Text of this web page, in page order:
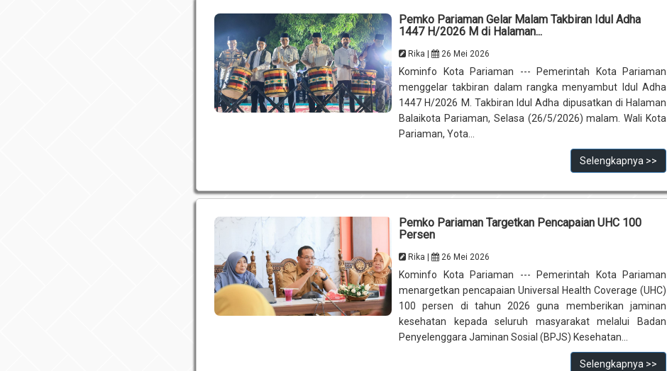
Pemko Pariaman Gelar Malam Takbiran Idul Adha
1447 H/2026 M di Halaman...
Rika | 26 Mei 2026
Kominfo Kota Pariaman --- Pemerintah Kota Pariaman
menggelar takbiran dalam rangka menyambut Idul Adha
1447 H/2026 M. Takbiran Idul Adha dipusatkan di Halaman
Balaikota Pariaman, Selasa (26/5/2026) malam. Wali Kota
Pariaman, Yota...
Selengkapnya >>
Pemko Pariaman Targetkan Pencapaian UHC 100
Persen
Rika | 26 Mei 2026
Kominfo Kota Pariaman --- Pemerintah Kota Pariaman
menargetkan pencapaian Universal Health Coverage (UHC)
100 persen di tahun 2026 guna memberikan jaminan
kesehatan kepada seluruh masyarakat melalui Badan
Penyelenggara Jaminan Sosial (BPJS) Kesehatan...
Selengkapnya >>